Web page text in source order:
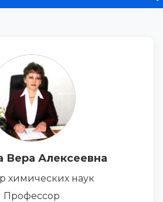
Вера Алексеевна
химических наук
Профессор